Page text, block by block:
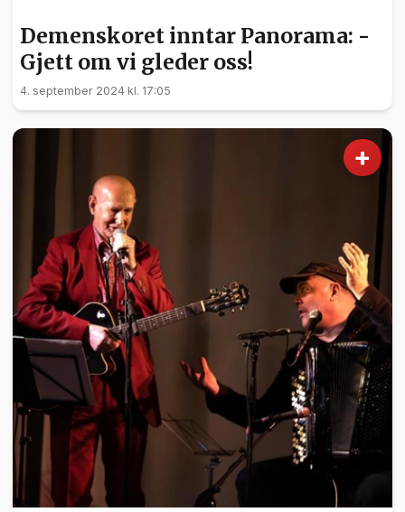
Demenskoret inntar Panorama: -
Gjett om vi gleder oss!
4. september 2024 kl. 17:05
+